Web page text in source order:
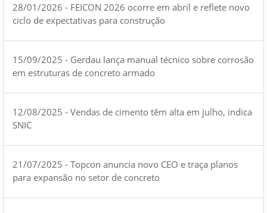
28/01/2026 - FEICON 2026 ocorre em abril e reflete novo
ciclo de expectativas para construção
15/09/2025 - Gerdau lança manual técnico sobre corrosão
em estruturas de concreto armado
12/08/2025 - Vendas de cimento têm alta em julho, indica
SNIC
21/07/2025 - Topcon anuncia novo CEO e traça planos
para expansão no setor de concreto